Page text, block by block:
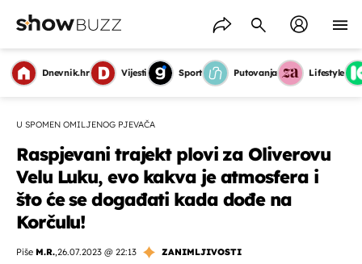
Dnevnik.hr Vijesti Sport Putovanja Lifestyle
U SPOMEN OMILJENOG PJEVAČA
Raspjevani trajekt plovi za Oliverovu
Velu Luku, evo kakva je atmosfera i
što će se događati kada dođe na
Korčulu!
Piše M.R.,26.07.2023 @ 22:13
ZANIMLJIVOSTI